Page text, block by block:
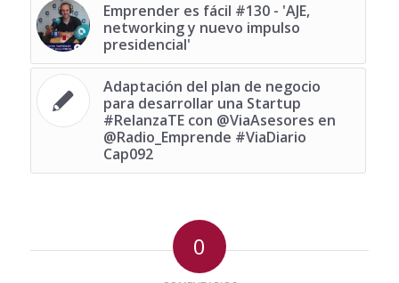
Emprender es fácil #130 - 'AJE,
networking y nuevo impulso
presidencial'
Adaptación del plan de negocio
para desarrollar una Startup
‪#‎RelanzaTE‬ con @ViaAsesores en
@Radio_Emprende #ViaDiario
Cap092
0